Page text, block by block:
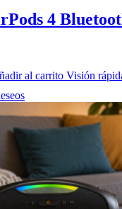
4
al carrito Visión